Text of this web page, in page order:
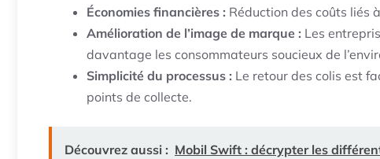
Économies financières : Réduction des coûts liés
Amélioration de l’image de marque : Les
davantage les consommateurs soucieux de
Simplicité du processus : Le retour des colis est
points de collecte.
Découvrez aussi : Mobil Swift : décrypter les